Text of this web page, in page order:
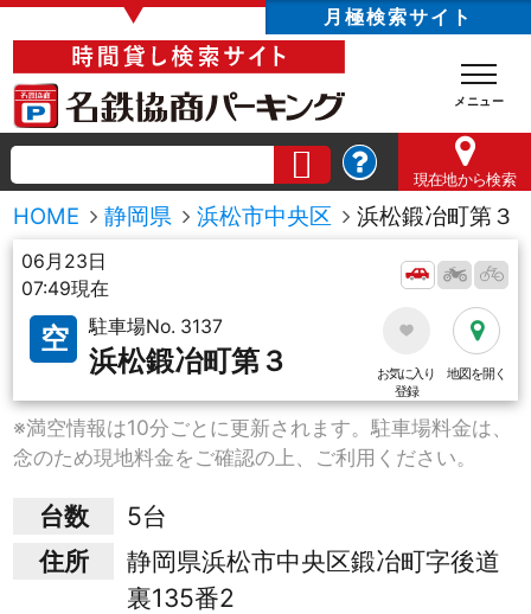
▼ 月極検索サイト
現在地から検索
HOME 静岡県 浜松市中央区 浜松鍛冶町第３
06月23日
07:49現在
空 駐車場No. 3137
浜松鍛冶町第３
お気に入り
登録
地図を開く
※満空情報は10分ごとに更新されます。駐車場料金は、
念のため現地料金をご確認の上、ご利用ください。
台数
5台
住所
静岡県浜松市中央区鍛冶町字後道
裏135番2